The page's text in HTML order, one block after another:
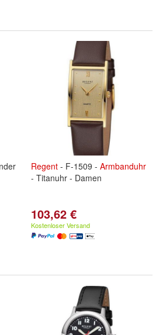
Regent - F-1509 - Armbanduhr
- Titanuhr - Damen
103,62 €
Kostenloser Versand